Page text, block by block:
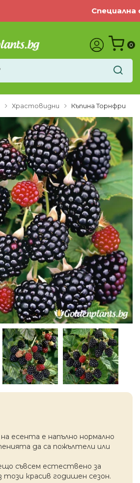
Специална
0
Храстовидни Къпина Торнфри
есентa е напълно нормално
да са пожълтели или
съвсем естествено за
красив годишен сезон.